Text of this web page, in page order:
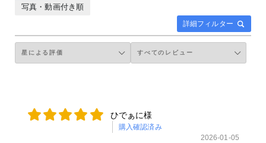
詳細フィルター
写真・動画付き順
ひでぁに様
購入確認済み
2026-01-05